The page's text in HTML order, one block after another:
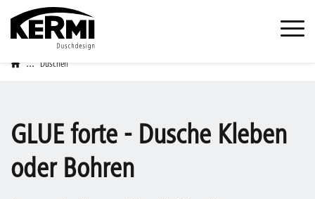
... Duschen
GLUE forte - Dusche Kleben
oder Bohren